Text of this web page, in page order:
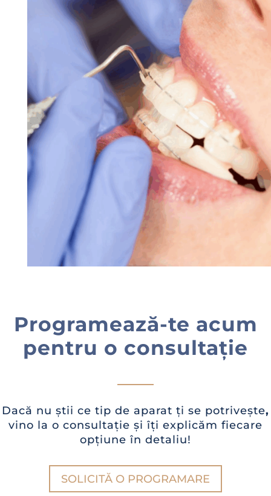
Programează-te acum
pentru o consultație
Dacă nu știi ce tip de aparat ți se potrivește,
vino la o consultație și îți explicăm fiecare
opțiune în detaliu!
SOLICITĂ O PROGRAMARE